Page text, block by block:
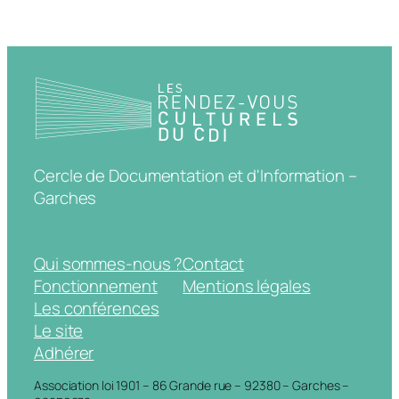
Cercle de Documentation et d'Information –
Garches
Qui sommes-nous ?
Fonctionnement
Les conférences
Le site
Adhérer
Contact
Mentions légales
Association loi 1901 – 86 Grande rue – 92380 – Garches –